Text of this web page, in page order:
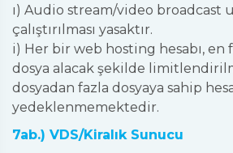
ı) Audio stream/video broadcast
çalıştırılması yasaktır.
i) Her bir web hosting hesabı, en
dosya alacak şekilde
dosyadan fazla dosyaya sahip
yedeklenmemektedir.
7ab.) VDS/Kiralık Sunucu